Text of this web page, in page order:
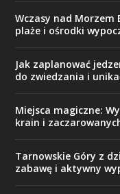
Wczasy nad Morzem
plaże i ośrodki
Jak zaplanować
do zwiedzania i
Miejsca magiczne:
krain i
Tarnowskie Góry z
zabawę i aktywny